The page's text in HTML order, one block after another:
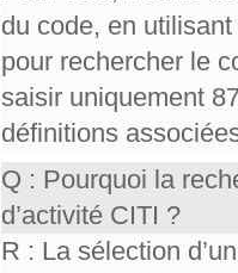
du code, en
pour rechercher le
saisir uniquement
définitions
Q : Pourquoi la
d’activité CITI ?
R : La sélection